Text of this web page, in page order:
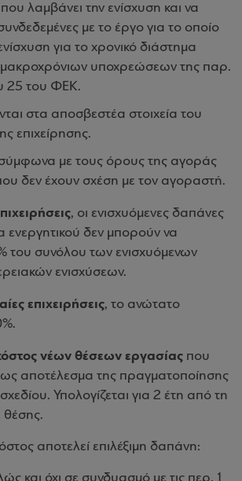
λαμβάνει την ενίσχυση και να
με το έργο για το οποίο
για το χρονικό διάστημα
υποχρεώσεων της παρ.
25 του ΦΕΚ.
στα αποσβεστέα στοιχεία του
επιχείρησης.
με τους όρους της αγοράς
δεν έχουν σχέση με τον αγοραστή.
, οι ενισχυόμενες δαπάνες
ενεργητικού δεν μπορούν να
του συνόλου των ενισχυόμενων
ενισχύσεων.
επιχειρήσεις, το ανώτατο
νέων θέσεων εργασίας που
ως αποτέλεσμα της πραγματοποίησης
Υπολογίζεται για 2 έτη από τη
θέσης.
αποτελεί επιλέξιμη δαπάνη: